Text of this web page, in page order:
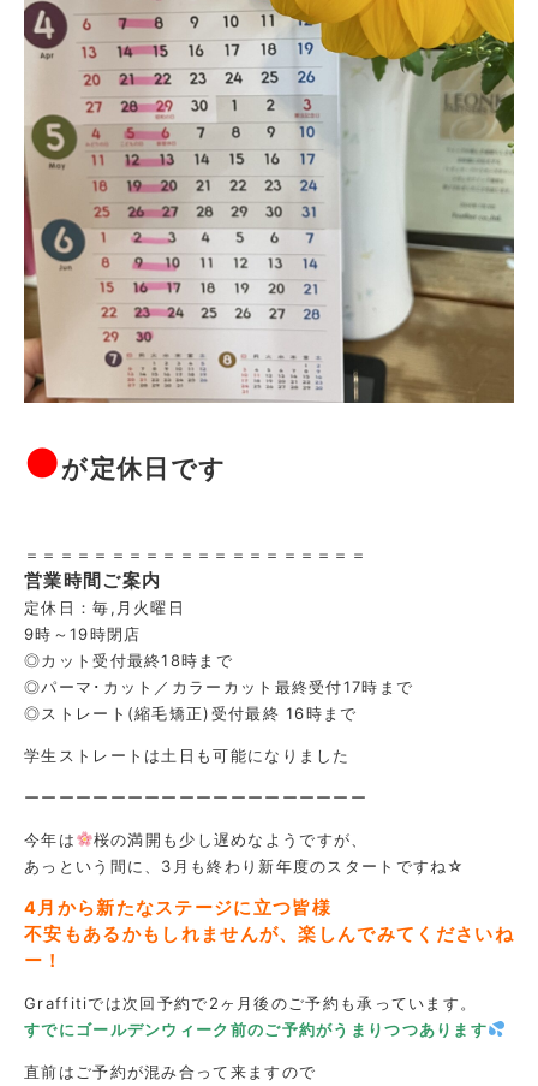
●が定休日です
＝＝＝＝＝＝＝＝＝＝＝＝＝＝＝＝＝＝＝＝
営業時間ご案内
定休日：毎,月火曜日
9時～19時閉店
◎カット受付最終18時まで
◎パーマ･カット／カラーカット最終受付17時まで
◎ストレート(縮毛矯正)受付最終 16時まで
学生ストレートは土日も可能になりました
ーーーーーーーーーーーーーーーーーーーー
今年は
桜の満開も少し遅めなようですが、
あっという間に、3月も終わり新年度のスタートですね☆
4月から新たなステージに立つ皆様
不安もあるかもしれませんが、楽しんでみてくださいね
ー！
Graffitiでは次回予約で2ヶ月後のご予約も承っています。
すでにゴールデンウィーク前のご予約がうまりつつあります
直前はご予約が混み合って来ますので